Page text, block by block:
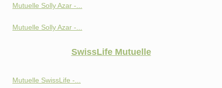
Mutuelle Solly Azar -...
Mutuelle Solly Azar -...
SwissLife Mutuelle
Mutuelle SwissLife -...